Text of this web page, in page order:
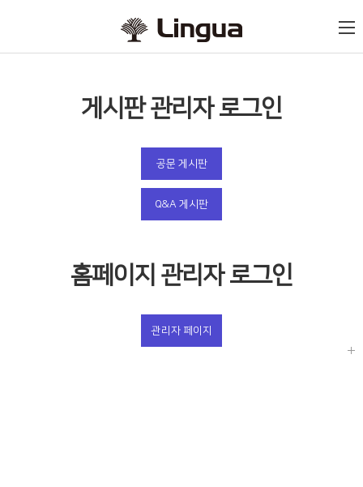
게시판 관리자 로그인
공문 게시판
Q&A 게시판
홈페이지 관리자 로그인
관리자 페이지